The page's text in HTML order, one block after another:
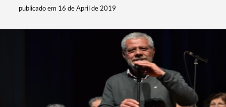
publicado em 16 de April de 2019